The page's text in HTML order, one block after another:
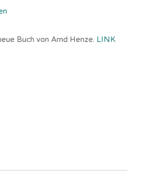
Buch von Arnd Henze. LINK